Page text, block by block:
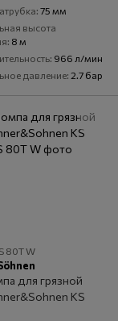
75 мм
высота
8 м
966 л/мин
давление 2.7 бар
80T W
для грязной
KS